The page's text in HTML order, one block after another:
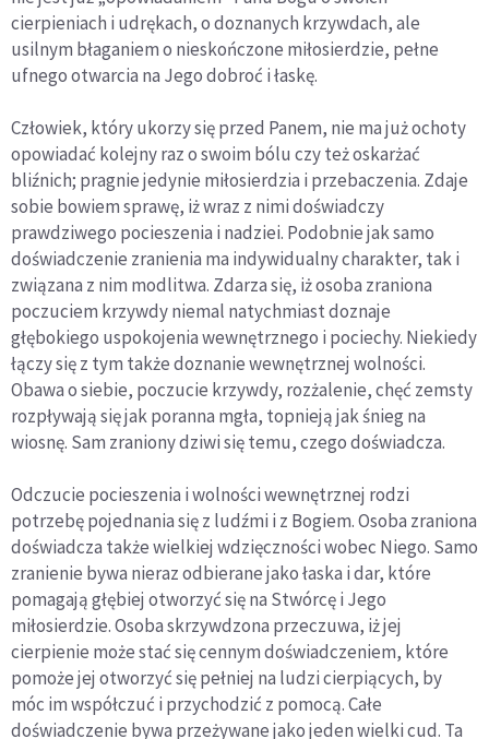
cierpieniach i udrękach, o doznanych krzywdach, ale
usilnym błaganiem o nieskończone miłosierdzie, pełne
ufnego otwarcia na Jego dobroć i łaskę.
Człowiek, który ukorzy się przed Panem, nie ma już ochoty
opowiadać kolejny raz o swoim bólu czy też oskarżać
bliźnich; pragnie jedynie miłosierdzia i przebaczenia. Zdaje
sobie bowiem sprawę, iż wraz z nimi doświadczy
prawdziwego pocieszenia i nadziei. Podobnie jak samo
doświadczenie zranienia ma indywidualny charakter, tak i
związana z nim modlitwa. Zdarza się, iż osoba zraniona
poczuciem krzywdy niemal natychmiast doznaje
głębokiego uspokojenia wewnętrznego i pociechy. Niekiedy
łączy się z tym także doznanie wewnętrznej wolności.
Obawa o siebie, poczucie krzywdy, rozżalenie, chęć zemsty
rozpływają się jak poranna mgła, topnieją jak śnieg na
wiosnę. Sam zraniony dziwi się temu, czego doświadcza.
Odczucie pocieszenia i wolności wewnętrznej rodzi
potrzebę pojednania się z ludźmi i z Bogiem. Osoba zraniona
doświadcza także wielkiej wdzięczności wobec Niego. Samo
zranienie bywa nieraz odbierane jako łaska i dar, które
pomagają głębiej otworzyć się na Stwórcę i Jego
miłosierdzie. Osoba skrzywdzona przeczuwa, iż jej
cierpienie może stać się cennym doświadczeniem, które
pomoże jej otworzyć się pełniej na ludzi cierpiących, by
móc im współczuć i przychodzić z pomocą. Całe
doświadczenie bywa przeżywane jako jeden wielki cud. Ta